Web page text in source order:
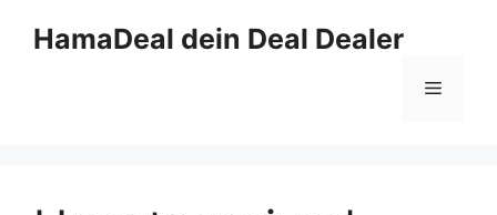
InhaltHamaDeal dein Deal Dealer
Menü